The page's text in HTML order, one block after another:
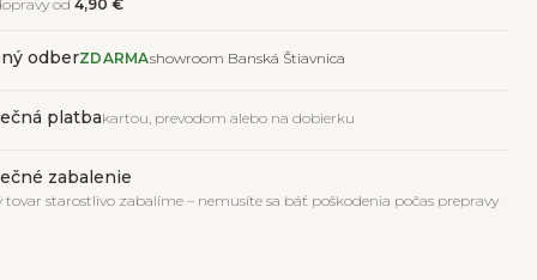
od 4,90 €
odberZDARMAshowroom Banská Štiavnica
platbakartou, prevodom alebo na dobierku
zabalenie
tovar starostlivo zabalíme – nemusíte sa báť poškodenia počas prepravy